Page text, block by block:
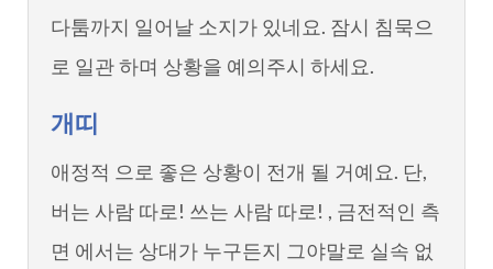
다툼까지 일어날 소지가 있네요. 잠시 침묵으
로 일관 하며 상황을 예의주시 하세요.
개띠
애정적 으로 좋은 상황이 전개 될 거예요. 단,
버는 사람 따로! 쓰는 사람 따로! , 금전적인 측
면 에서는 상대가 누구든지 그야말로 실속 없